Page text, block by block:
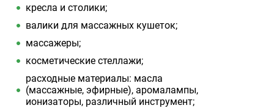
кресла и столики;
валики для массажных кушеток;
массажеры;
косметические стеллажи;
расходные материалы: масла
(массажные, эфирные), аромалампы,
ионизаторы, различный инструмент;